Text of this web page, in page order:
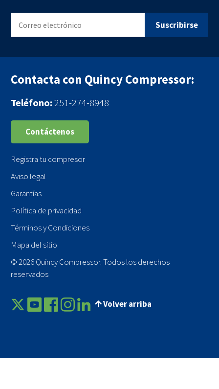
Contacta con Quincy Compressor:
Teléfono: 251-274-8948
Contáctenos
Registra tu compresor
Aviso legal
Garantías
Política de privacidad
Términos y Condiciones
Mapa del sitio
© 2026 Quincy Compressor. Todos los derechos
reservados
Volver arriba